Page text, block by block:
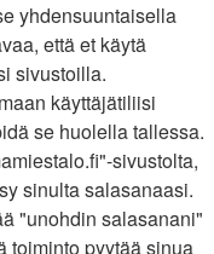
yhdensuuntaisella
että et käytä
sivustoilla.
käyttäjätiliisi
se huolella tallessa.
sivustolta,
sinulta salasanaasi.
"unohdin salasanani"
toiminto pyytää sinua